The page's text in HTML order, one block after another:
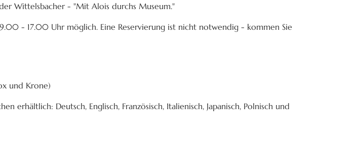
Wittelsbacher - "Mit Alois durchs Museum."
- 17.00 Uhr möglich. Eine Reservierung ist nicht notwendig - kommen Sie
und Krone)
erhältlich: Deutsch, Englisch, Französisch, Italienisch, Japanisch, Polnisch und